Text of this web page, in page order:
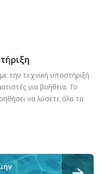
την τεχνική υποστήριξή
για βοήθεια. Το
να λύσετε όλα τα